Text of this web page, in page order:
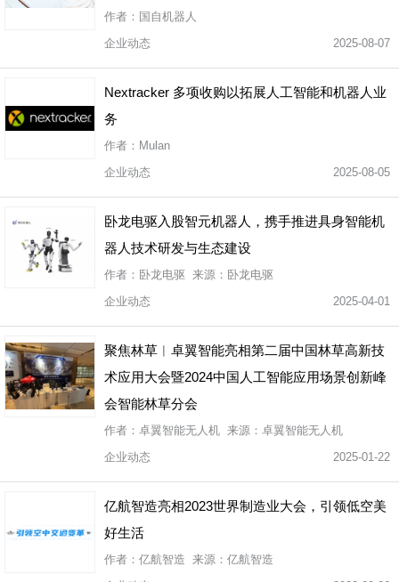
作者：国自机器人
企业动态
2025-08-07
Nextracker 多项收购以拓展人工智能和机器人业
务
作者：Mulan
企业动态
2025-08-05
卧龙电驱入股智元机器人，携手推进具身智能机
器人技术研发与生态建设
作者：卧龙电驱 来源：卧龙电驱
企业动态
2025-04-01
聚焦林草︱卓翼智能亮相第二届中国林草高新技
术应用大会暨2024中国人工智能应用场景创新峰
会智能林草分会
作者：卓翼智能无人机 来源：卓翼智能无人机
企业动态
2025-01-22
亿航智造亮相2023世界制造业大会，引领低空美
好生活
作者：亿航智造 来源：亿航智造